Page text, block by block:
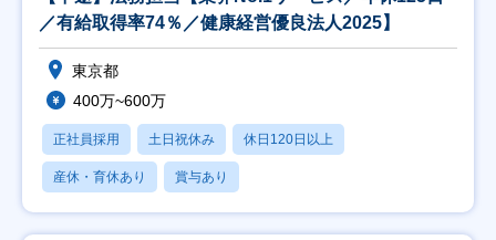
／有給取得率74％／健康経営優良法人2025】
東京都
400万~600万
正社員採用 土日祝休み 休日120日以上
産休・育休あり 賞与あり